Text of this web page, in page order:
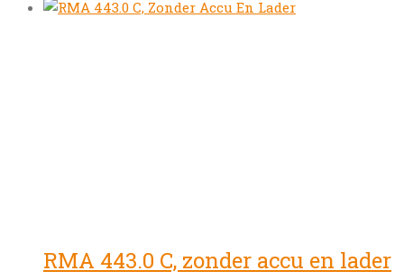
RMA 443.0 C, zonder accu en lader